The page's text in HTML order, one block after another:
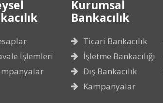
İşlemleri
Kurumsal
Bankacılık
Ticari Bankacılık
İşletme Bankacılığı
Dış Bankacılık
Kampanyalar